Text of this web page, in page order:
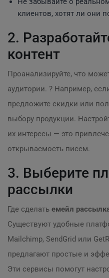
клиентов, хотят ли они
2.
контент
Проанализируйте, что
аудитории. ? Например,
предложите скидки или
выбору продукции.
их интересы — это
открываемость писем.
3. Выберите
рассылки
Где сделать емейл
Существуют удобные
Mailchimp, SendGrid или
предлагают простые и
Эти сервисы помогут